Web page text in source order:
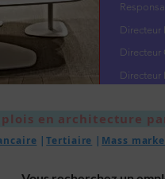
Directeur
Directeur
Directeur
en architecture
|Tertiaire | Mass